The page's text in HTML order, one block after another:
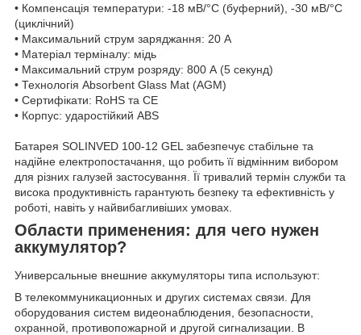
• Компенсація температури: -18 мВ/°C (буферний), -30 мВ/°C
(циклічний)
• Максимальний струм заряджання: 20 А
• Матеріал терміналу: мідь
• Максимальний струм розряду: 800 А (5 секунд)
• Технологія Absorbent Glass Mat (AGM)
• Сертифікати: RoHS та CE
• Корпус: ударостійкий ABS
Батарея SOLINVED 100-12 GEL забезпечує стабільне та
надійне електропостачання, що робить її відмінним вибором
для різних галузей застосування. Її тривалий термін служби та
висока продуктивність гарантують безпеку та ефективність у
роботі, навіть у найвибагливіших умовах.
Области применения: для чего нужен
аккумулятор?
Универсальные внешние аккумуляторы типа используют:
В телекоммуникационных и других системах связи. Для
оборудования систем видеонаблюдения, безопасности,
охранной, противопожарной и другой сигнализации. В